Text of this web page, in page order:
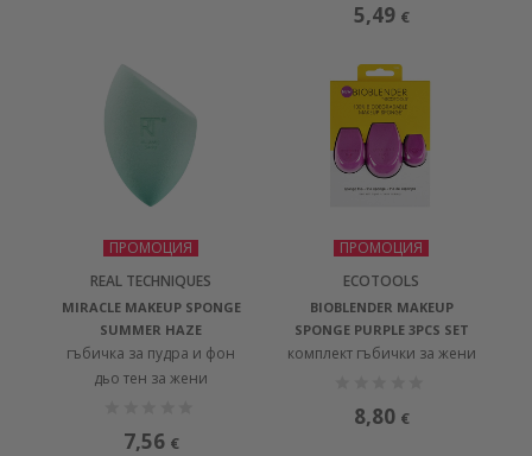
5,49 €
ПРОМОЦИЯ
REAL TECHNIQUES
MIRACLE MAKEUP SPONGE
SUMMER HAZE
гъбичка за пудра и фон
дьо тен за жени
7,56 €
ПРОМОЦИЯ
ECOTOOLS
BIOBLENDER MAKEUP
SPONGE PURPLE 3PCS SET
комплект гъбички за жени
8,80 €